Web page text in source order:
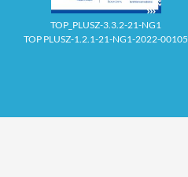
TOP_PLUSZ-3.3.2-21-NG1
TOP PLUSZ-1.2.1-21-NG1-2022-00105